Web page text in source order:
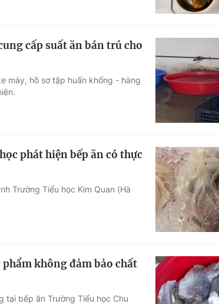
cấp suất ăn bán trú cho
máy, hồ sơ tập huấn khống - hàng
phát hiện bếp ăn có thực
Trường Tiểu học Kim Quan (Hà
không đảm bảo chất
tại bếp ăn Trường Tiểu học Chu